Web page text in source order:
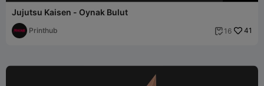
Jujutsu Kaisen - Oynak Bulut
Printhub  16 41